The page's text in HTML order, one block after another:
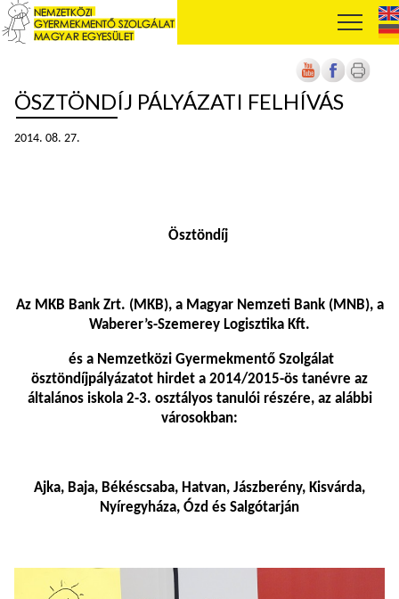
ÖSZTÖNDÍJ PÁLYÁZATI FELHÍVÁS
2014. 08. 27.
Ösztöndíj
Az MKB Bank Zrt. (MKB), a Magyar Nemzeti Bank (MNB), a
Waberer’s-Szemerey Logisztika Kft.
és a Nemzetközi Gyermekmentő Szolgálat
ösztöndíjpályázatot hirdet a 2014/2015-ös tanévre az
általános iskola 2-3. osztályos tanulói részére, az alábbi
városokban:
Ajka, Baja, Békéscsaba, Hatvan, Jászberény, Kisvárda,
Nyíregyháza, Ózd és Salgótarján